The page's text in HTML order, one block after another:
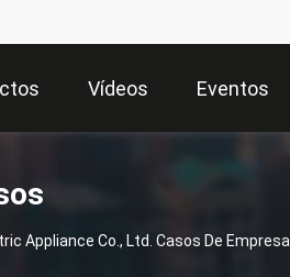
Vídeos Eventos
Appliance Co., Ltd. Casos De Empresa